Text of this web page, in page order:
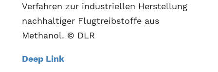
Verfahren zur industriellen Herstellung
nachhaltiger Flugtreibstoffe aus
Methanol. © DLR
Deep Link